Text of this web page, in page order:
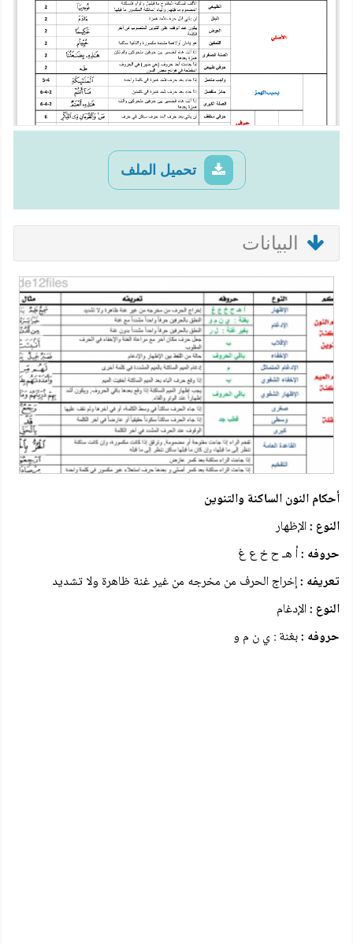
تحميل الملف
البيانات
أحكام النون الساكنة والتنوين
النوع :الإظهار
حروفه :أ هـ ح خ ع غ
تعريفه :إخراج الحرف من مخرجه من غير غنة ظاهرة ولا تشديد
النوع :الإدغام
حروفه :بغنة : ي ن م و